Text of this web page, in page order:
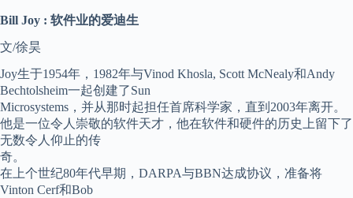
Bill Joy : 软件业的爱迪生
文/徐昊
Joy生于1954年，1982年与Vinod Khosla, Scott McNealy和Andy
Bechtolsheim一起创建了Sun
Microsystems，并从那时起担任首席科学家，直到2003年离开。
他是一位令人崇敬的软件天才，他在软件和硬件的历史上留下了
无数令人仰止的传
奇。
在上个世纪80年代早期，DARPA与BBN达成协议，准备将
Vinton Cerf和Bob